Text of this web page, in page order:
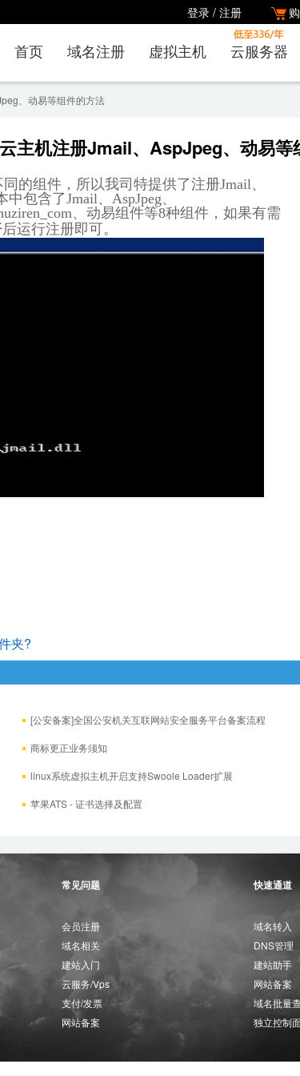
登录 / 注册
首页 域名注册 虚拟主机 云服务器
、动易等组件的方法
主机注册Jmail、AspJpeg、动易等
的组件，所以我司特提供了注册Jmail、
包含了Jmail、 AspJpeg、
、动易组件等8种组件，如果有需
后运行注册即可。
夹?
[公安备案]全国公安机关互联网站安全服务平台备案流程
商标更正业务须知
linux系统虚拟主机开启支持Swoole Loader扩展
苹果ATS - 证书选择及配置
常见问题
会员注册
域名相关
建站入门
云服务/Vps
支付/发票
网站备案
快速通道
域名转入
DNS管理
建站助手
网站备案
域名批量
独立控制